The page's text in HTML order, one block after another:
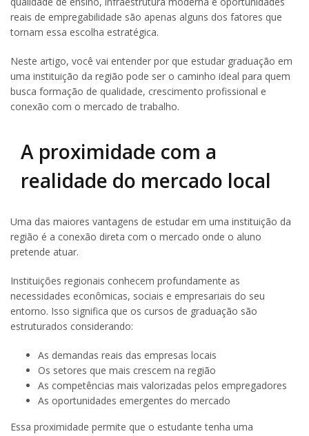
reais de empregabilidade são apenas alguns dos fatores que
tornam essa escolha estratégica.
Neste artigo, você vai entender por que estudar graduação em
uma instituição da região pode ser o caminho ideal para quem
busca formação de qualidade, crescimento profissional e
conexão com o mercado de trabalho.
A proximidade com a
realidade do mercado local
Uma das maiores vantagens de estudar em uma instituição da
região é a conexão direta com o mercado onde o aluno
pretende atuar.
Instituições regionais conhecem profundamente as
necessidades econômicas, sociais e empresariais do seu
entorno. Isso significa que os cursos de graduação são
estruturados considerando:
As demandas reais das empresas locais
Os setores que mais crescem na região
As competências mais valorizadas pelos empregadores
As oportunidades emergentes do mercado
Essa proximidade permite que o estudante tenha uma